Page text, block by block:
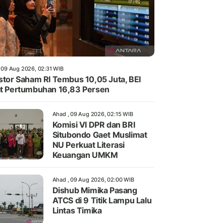
Aug 2026, 02:31 WIB
Saham RI Tembus 10,05 Juta, BEI
Pertumbuhan 16,83 Persen
Ahad , 09 Aug 2026, 02:15 WIB
Komisi VI DPR dan BRI
Situbondo Gaet Muslimat
NU Perkuat Literasi
Keuangan UMKM
Ahad , 09 Aug 2026, 02:00 WIB
Dishub Mimika Pasang
ATCS di 9 Titik Lampu Lalu
Lintas Timika